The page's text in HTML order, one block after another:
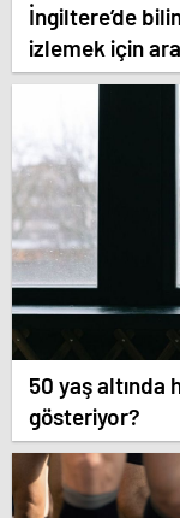
İngiltere’de
izlemek için
50 yaş altında
gösteriyor?